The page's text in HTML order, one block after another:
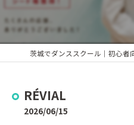
RÉVIAL
2026/06/15